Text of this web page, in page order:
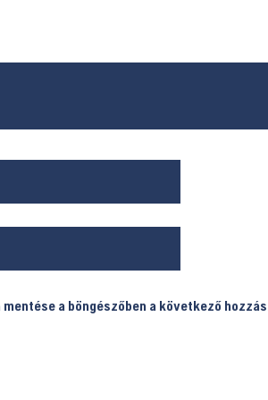
a böngészőben a következő